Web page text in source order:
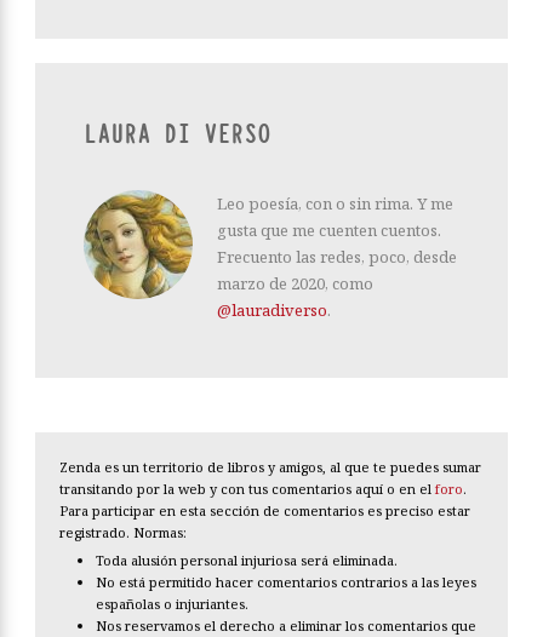
LAURA DI VERSO
Leo poesía, con o sin rima. Y me
gusta que me cuenten cuentos.
Frecuento las redes, poco, desde
marzo de 2020, como
@lauradiverso.
Zenda es un territorio de libros y amigos, al que te puedes sumar
transitando por la web y con tus comentarios aquí o en el foro.
Para participar en esta sección de comentarios es preciso estar
registrado. Normas:
Toda alusión personal injuriosa será eliminada.
No está permitido hacer comentarios contrarios a las leyes
españolas o injuriantes.
Nos reservamos el derecho a eliminar los comentarios que